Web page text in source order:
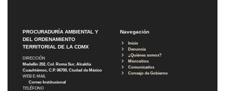
PROCURADURÍA AMBIENTAL Y
DEL ORDENAMIENTO
TERRITORIAL DE LA CDMX
DIRECCIÓN
Medellín 202, Col. Roma Sur, Alcaldía
Cuauhtémoc, C.P. 06700, Ciudad de México
WEB E-MAIL
Correo Institucional
TELÉFONO
Navegación
Inicio
Denuncia
¿Quiénes somos?
Micrositios
Comunicados
Consejo de Gobierno